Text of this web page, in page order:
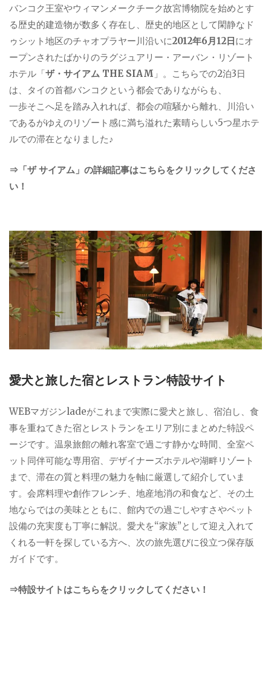
バンコク王室やウィマンメークチーク故宮博物院を始めとす
る歴史的建造物が数多く存在し、歴史的地区として閑静なド
ゥシット地区のチャオプラヤー川沿いに2012年6月12日にオ
ープンされたばかりのラグジュアリー・アーバン・リゾート
ホテル「ザ・サイアム THE SIAM 」。こちらでの2泊3日
は、タイの首都バンコクという都会でありながらも、
一歩そこへ足を踏み入れれば、都会の喧騒から離れ、川沿い
であるがゆえのリゾート感に満ち溢れた素晴らしい5つ星ホテ
ルでの滞在となりました♪
⇒「ザ サイアム」の詳細記事はこちらをクリックしてくださ
い！
愛犬と旅した宿とレストラン特設サイト
WEBマガジンladeがこれまで実際に愛犬と旅し、宿泊し、食
事を重ねてきた宿とレストランをエリア別にまとめた特設ペ
ージです。温泉旅館の離れ客室で過ごす静かな時間、全室ペ
ット同伴可能な専用宿、デザイナーズホテルや湖畔リゾート
まで、滞在の質と料理の魅力を軸に厳選して紹介していま
す。会席料理や創作フレンチ、地産地消の和食など、その土
地ならではの美味とともに、館内での過ごしやすさやペット
設備の充実度も丁寧に解説。愛犬を“家族”として迎え入れて
くれる一軒を探している方へ、次の旅先選びに役立つ保存版
ガイドです。
⇒特設サイトはこちらをクリックしてください！